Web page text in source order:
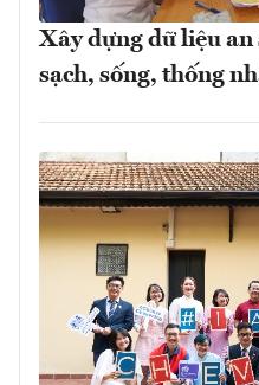
Xây dựng dữ liệu
sạch, sống, thống